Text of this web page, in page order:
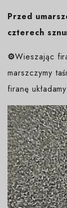
Przed
czterech
⚙️Wieszając
marszczymy
firanę